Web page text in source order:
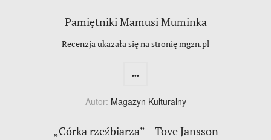
Pamiętniki Mamusi Muminka
Recenzja ukazała się na stronię mgzn.pl
...
Autor: Magazyn Kulturalny
„Córka rzeźbiarza” – Tove Jansson